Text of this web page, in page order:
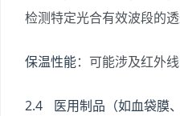
检测特定光合有效波段的透
保温性能：可能涉及红外
2.4 医用制品（如血袋膜、